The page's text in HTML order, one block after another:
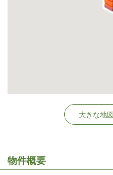
大きな地
物件概要